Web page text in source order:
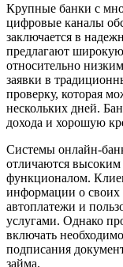
Крупные банки с
цифровые каналы
заключается в
предлагают
относительно
заявки в
проверку, которая
нескольких дней.
дохода и хорошую
Системы онлайн-
отличаются
функционалом.
информации о своих
автоплатежи и
услугами. Однако
включать
подписания
займа.